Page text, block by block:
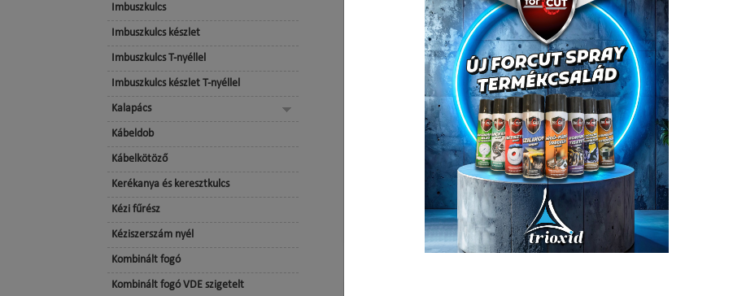
Imbuszkulcs
Imbuszkulcs készlet
Imbuszkulcs T-nyéllel
Imbuszkulcs készlet T-nyéllel
Kalapács
Kábeldob
Kábelkötöző
Kerékanya és keresztkulcs
Kézi fűrész
Kéziszerszám nyél
Kombinált fogó
Kombinált fogó VDE szigetelt
Törhető penge 18mm JAPÁN SK5 10 db/csom.
🟢 🛒 🚚
Nettó ár: 392,91 Ft
Bruttó ár: 499,00 Ft
- + cs
Kosárba
Részletek
Törhető penge 18mm
10
Kosárba